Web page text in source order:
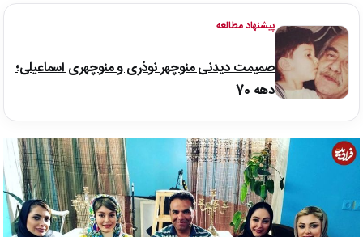
پیشنهاد مطالعه
صمیمت دیدنی منوچهر نوذری و منوچهری اسماعیلی؛
دهه 70